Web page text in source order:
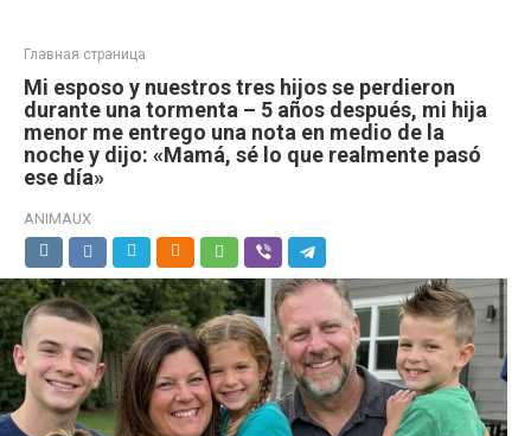
Главная страница
Mi esposo y nuestros tres hijos se perdieron
durante una tormenta – 5 años después, mi hija
menor me entrego una nota en medio de la
noche y dijo: «Mamá, sé lo que realmente pasó
ese día»
ANIMAUX